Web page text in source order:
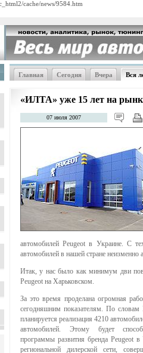
cache/news/9584.htm
Главная Сегодня Вчера Вся
«ИЛТА» уже 15 лет на
07 июля 2007
автомобилей Peugeot в Украине. С
автомобилей в нашей стране неизменно
Итак, у нас было как минимум дви
Peugeot на Харьковском.
За это время проделана огромная
сегодняшним показателям. По
планируется реализация 4210
автомобилей. Этому будет
программы развития бренда Peugeot в
региональной дилерской сети,